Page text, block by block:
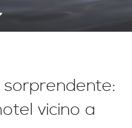
vicino a